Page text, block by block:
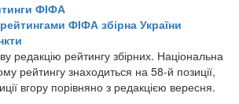
ФІФА
ФІФА збірна України
редакцію рейтингу збірних. Національна
рейтингу знаходиться на 58-й позиції,
вгору порівняно з редакцією вересня.